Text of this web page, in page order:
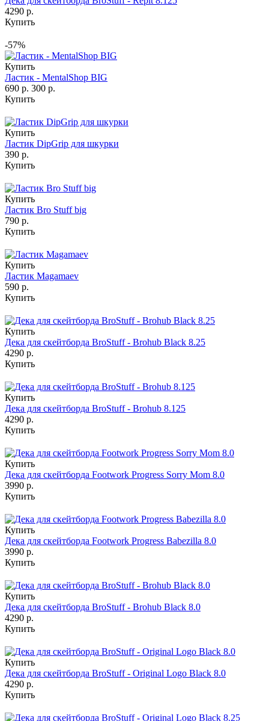
4290 р.
Купить
-57%
Купить
Ластик - MentalShop BIG
690 р. 300 р.
Купить
Купить
Ластик DipGrip для шкурки
390 р.
Купить
Купить
Ластик Bro Stuff big
790 р.
Купить
Купить
Ластик Magamaev
590 р.
Купить
Купить
Дека для скейтборда BroStuff - Brohub Black 8.25
4290 р.
Купить
Купить
Дека для скейтборда BroStuff - Brohub 8.125
4290 р.
Купить
Купить
Дека для скейтборда Footwork Progress Sorry Mom 8.0
3990 р.
Купить
Купить
Дека для скейтборда Footwork Progress Babezilla 8.0
3990 р.
Купить
Купить
Дека для скейтборда BroStuff - Brohub Black 8.0
4290 р.
Купить
Купить
Дека для скейтборда BroStuff - Original Logo Black 8.0
4290 р.
Купить